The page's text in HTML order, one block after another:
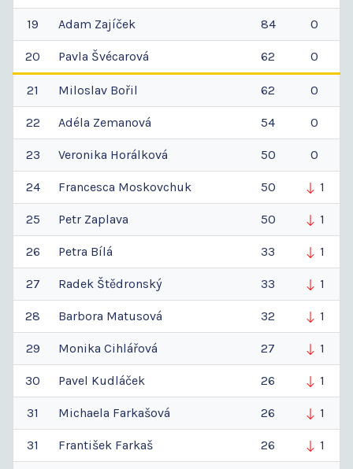
19 Adam Zajíček 84 0
20 Pavla Švécarová 62 0
21 Miloslav Bořil 62 0
22 Adéla Zemanová 54 0
23 Veronika Horálková 50 0
24 Francesca Moskovchuk 50 1
25 Petr Zaplava 50 1
26 Petra Bílá 33 1
27 Radek Štědronský 33 1
28 Barbora Matusová 32 1
29 Monika Cihlářová 27 1
30 Pavel Kudláček 26 1
31 Michaela Farkašová 26 1
31 František Farkaš 26 1